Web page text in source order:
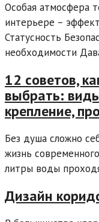
Особая атмосфера
интерьере –
Статусность
необходимости
12 советов,
выбрать:
крепление,
Без душа сложно
жизнь
литры воды
Дизайн